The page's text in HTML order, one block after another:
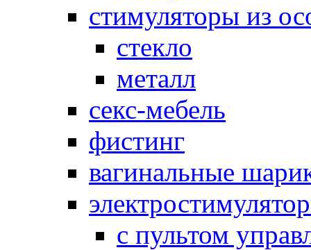
стимуляторы из
стекло
металл
секс-мебель
фистинг
вагинальные
с пультом